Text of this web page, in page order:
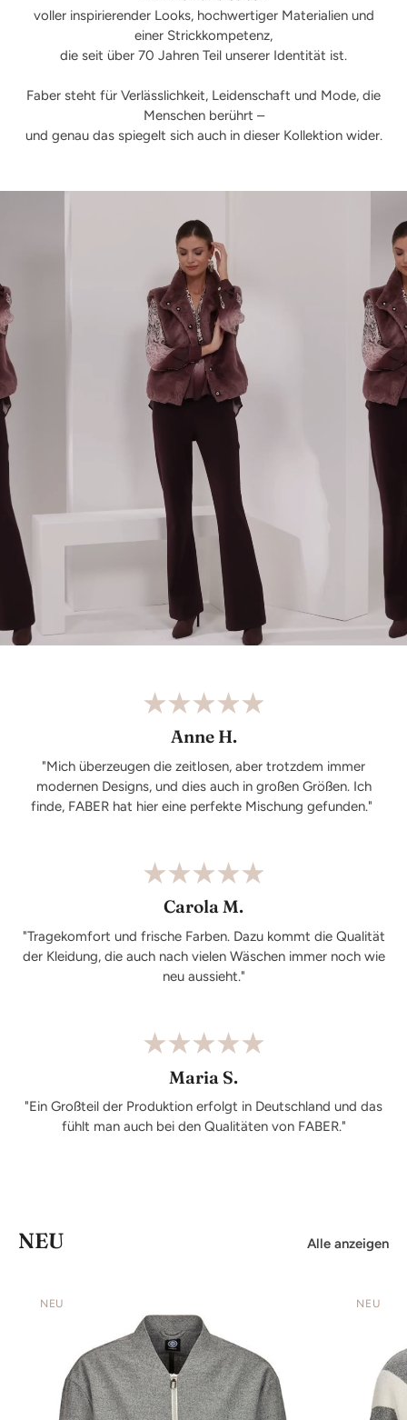
voller inspirierender Looks, hochwertiger Materialien und
einer Strickkompetenz,
die seit über 70 Jahren Teil unserer Identität ist.
Faber steht für Verlässlichkeit, Leidenschaft und Mode, die
Menschen berührt –
und genau das spiegelt sich auch in dieser Kollektion wider.
Anne H.
"Mich überzeugen die zeitlosen, aber trotzdem immer
modernen Designs, und dies auch in großen Größen. Ich
finde, FABER hat hier eine perfekte Mischung gefunden."
Carola M.
"Tragekomfort und frische Farben. Dazu kommt die Qualität
der Kleidung, die auch nach vielen Wäschen immer noch wie
neu aussieht."
Maria S.
"Ein Großteil der Produktion erfolgt in Deutschland und das
fühlt man auch bei den Qualitäten von FABER."
NEU Alle anzeigen
NEU NEU